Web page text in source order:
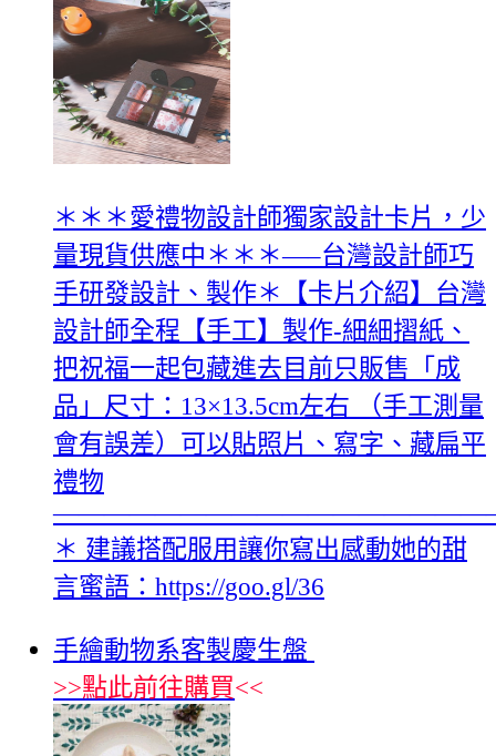
＊＊＊愛禮物設計師獨家設計卡片，少
量現貨供應中＊＊＊—–台灣設計師巧
手研發設計、製作＊【卡片介紹】台灣
設計師全程【手工】製作-細細摺紙、
把祝福一起包藏進去目前只販售「成
品」尺寸：13×13.5cm左右 （手工測量
會有誤差）可以貼照片、寫字、藏扁平
禮物
＊ 建議搭配服用讓你寫出感動她的甜
言蜜語：https://goo.gl/36
手繪動物系客製慶生盤
>>點此前往購買<<